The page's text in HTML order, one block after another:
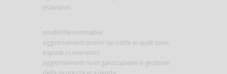
esaustivo:
modifiche normative;
aggiornamenti tecnici sui rischi ai quali sono
esposti i Lavoratori;
aggiornamenti su organizzazione e gestione